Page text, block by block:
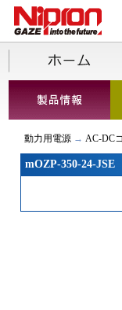
動力用電源→ AC-DC
mOZP-350-24-JSE